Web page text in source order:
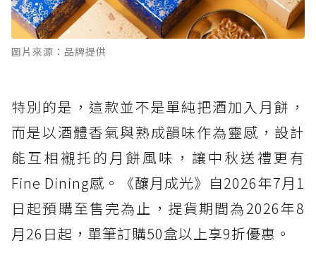
圖片來源：品牌提供
特別的是，這款並不是單純把酒加入月餅，
而是以酒體香氣與熟成韻味作為靈感，設計
能互相襯托的月餅風味，讓中秋送禮更有
Fine Dining感。《釀月成光》自2026年7月1
日起預購至售完為止，提貨期間為2026年8
月26日起，單筆訂購50盒以上享9折優惠。